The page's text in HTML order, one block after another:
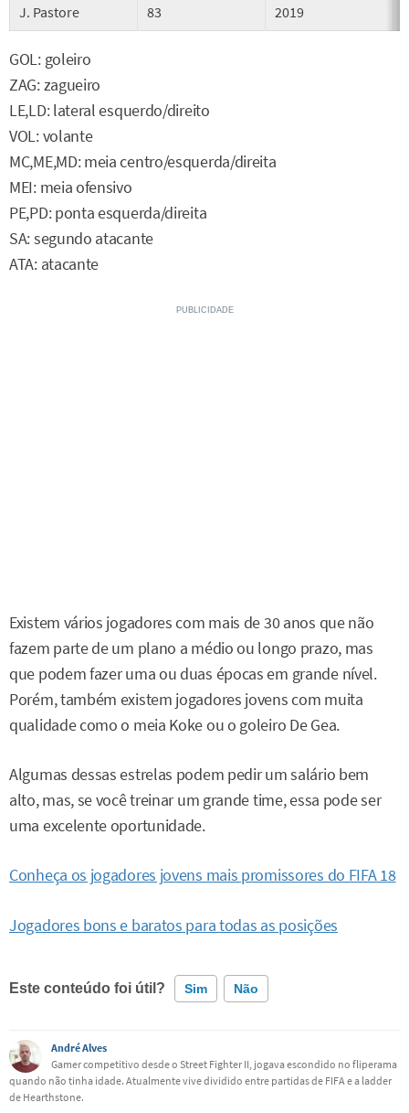
J. Pastore 83 2019
GOL: goleiro
ZAG: zagueiro
LE,LD: lateral esquerdo/direito
VOL: volante
MC,ME,MD: meia centro/esquerda/direita
MEI: meia ofensivo
PE,PD: ponta esquerda/direita
SA: segundo atacante
ATA: atacante
Existem vários jogadores com mais de 30 anos que não
fazem parte de um plano a médio ou longo prazo, mas
que podem fazer uma ou duas épocas em grande nível.
Porém, também existem jogadores jovens com muita
qualidade como o meia Koke ou o goleiro De Gea.
Algumas dessas estrelas podem pedir um salário bem
alto, mas, se você treinar um grande time, essa pode ser
uma excelente oportunidade.
Conheça os jogadores jovens mais promissores do FIFA 18
Jogadores bons e baratos para todas as posições
Este conteúdo foi útil? Sim Não
Este conteúdo contém informação incorreta
Este conteúdo não tem a informação que procuro
André Alves
Gamer competitivo desde o Street Fighter II, jogava escondido no fliperama
quando não tinha idade. Atualmente vive dividido entre partidas de FIFA e a ladder
de Hearthstone.